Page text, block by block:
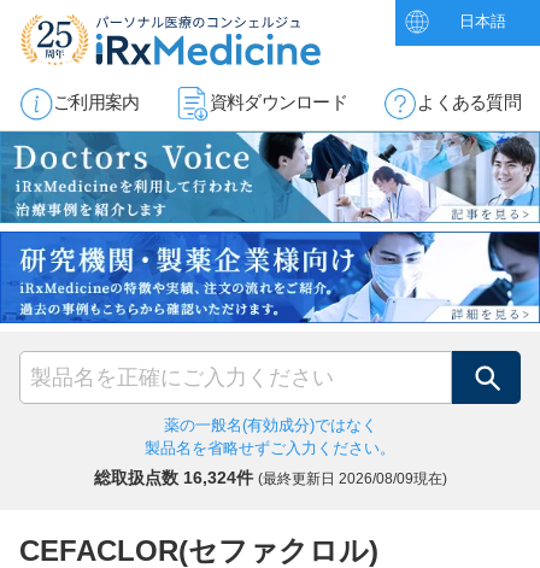
日本語
ご利用案内 資料ダウンロード よくある質問
検索
薬の一般名(有効成分)ではなく
製品名を省略せずご入力ください。
総取扱点数 16,324件 (最終更新日 2026/08/09現在)
CEFACLOR(セファクロル)